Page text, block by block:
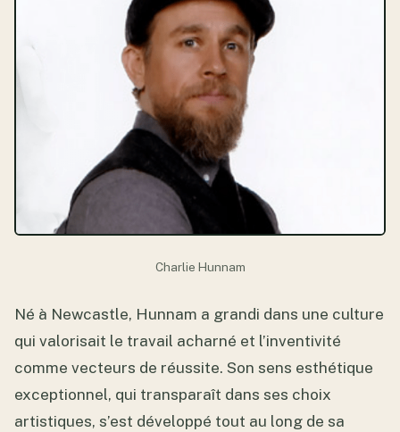
Charlie Hunnam
Né à Newcastle, Hunnam a grandi dans une culture
qui valorisait le travail acharné et l’inventivité
comme vecteurs de réussite. Son sens esthétique
exceptionnel, qui transparaît dans ses choix
artistiques, s’est développé tout au long de sa